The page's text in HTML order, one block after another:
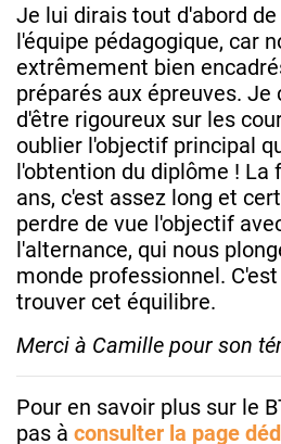
Je lui dirais tout d'abord
l'équipe pédagogique, car
extrêmement bien
préparés aux épreuves. Je
d'être rigoureux sur les
oublier l'objectif principal
l'obtention du diplôme ! La
ans, c'est assez long et
perdre de vue l'objectif
l'alternance, qui nous
monde professionnel.
trouver cet équilibre.
Merci à Camille pour son
Pour en savoir plus sur le
pas à consulter la page